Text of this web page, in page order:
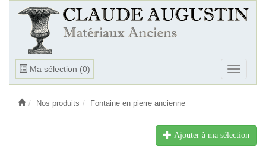
Ma sélection (0)
Ouvrir
Ouvrir
le
Nos produits Fontaine en pierre ancienne
Ajouter à ma sélection